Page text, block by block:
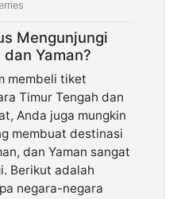
Mengunjungi
Yaman?
membeli tiket
Timur Tengah dan
Anda juga mungkin
membuat destinasi
dan Yaman sangat
Berikut adalah
negara-negara